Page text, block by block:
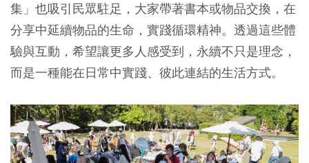
集」也吸引民眾駐足，大家帶著書本或物品交換，在
分享中延續物品的生命，實踐循環精神。透過這些體
驗與互動，希望讓更多人感受到，永續不只是理念，
而是一種能在日常中實踐、彼此連結的生活方式。